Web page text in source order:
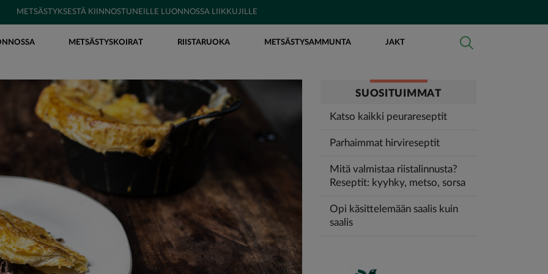
METSÄSTYKSESTÄ KIINNOSTUNEILLE LUONNOSSA LIIKKUJILLE
METSÄSTYSKOIRAT RIISTARUOKA METSÄSTYSAMMUNTA JAKT
SUOSITUIMMAT
Katso kaikki peurareseptit
Parhaimmat hirvireseptit
Mitä valmistaa riistalinnusta?
Reseptit: kyyhky, metso, sorsa
Opi käsittelemään saalis kuin
saalis